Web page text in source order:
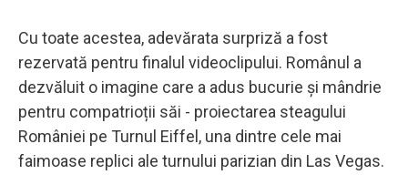
Cu toate acestea, adevărata surpriză a fost
rezervată pentru finalul videoclipului. Românul a
dezvăluit o imagine care a adus bucurie și mândrie
pentru compatrioții săi - proiectarea steagului
României pe Turnul Eiffel, una dintre cele mai
faimoase replici ale turnului parizian din Las Vegas.